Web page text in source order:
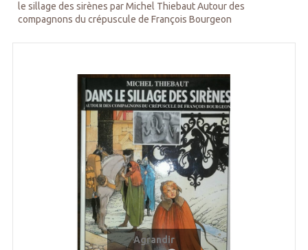
le sillage des sirènes par Michel Thiebaut Autour des
compagnons du crépuscule de François Bourgeon
Agrandir